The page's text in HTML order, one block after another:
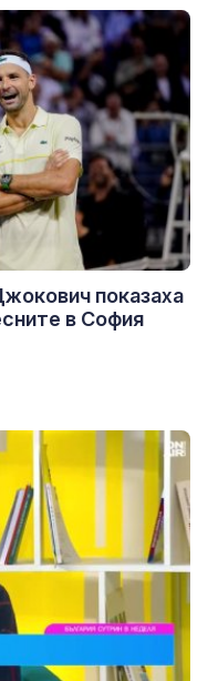
показаха
в София